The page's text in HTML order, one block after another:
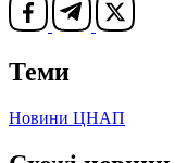
Теми
Новини ЦНАП